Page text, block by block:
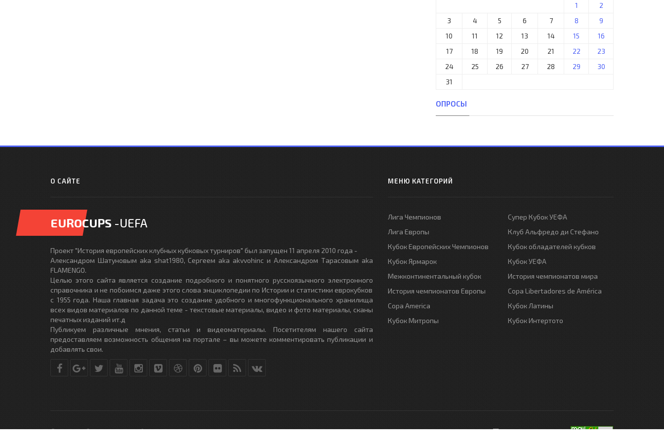
1
2
3
4 5 6 7 8
9
10
11 12 13 14 15
16
17
18 19 20 21 22
23
24
25 26 27 28 29
30
31
ОПРОСЫ
О САЙТЕ
EUROCUPS -UEFA
Проект "История европейских клубных кубковых турниров" был запущен 11 апреля 2010 года -
Александром Шатуновым aka shat1980, Сергеем aka akvvohinc и Александром Тарасовым aka
FLAMENGO.
Целью этого сайта является создание подробного и понятного русскоязычного электронного
справочника и не побоимся даже этого слова энциклопедии по Истории и статистики еврокубков
с 1955 года. Наша главная задача это создание удобного и многофункционального хранилища
всех видов материалов по данной теме - текстовые материалы, видео и фото материалы, сканы
печатных изданий ит.д
Публикуем различные мнения, статьи и видеоматериалы. Посетителям нашего сайта
предоставляем возможность общения на портале – вы можете комментировать публикации и
добавлять свои.
МЕНЮ КАТЕГОРИЙ
Лига Чемпионов
Лига Европы
Кубок Европейских Чемпионов
Кубок Ярмарок
Межконтинентальный кубок
История чемпионатов Европы
Copa America
Кубок Митропы
Супер Кубок УЕФА
Клуб Альфредо ди Стефано
Кубок обладателей кубков
Кубок УЕФА
История чемпионатов мира
Copa Libertadores de América
Кубок Латины
Кубок Интертото
© Copyright © 2010-2017. Разработано студиейDLE-THEME.RU- All Rights Reserved.